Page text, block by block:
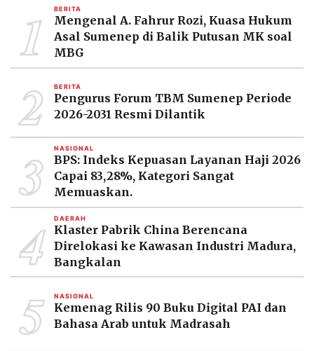
RESOLUSI
PRAMUDITA
Resolusi.co
-
2026
PT.
RESOLUSI
PRAMUDITA
1 BERITA
Mengenal A. Fahrur Rozi, Kuasa Hukum
Asal Sumenep di Balik Putusan MK soal
MBG
2 BERITA
Pengurus Forum TBM Sumenep Periode
2026-2031 Resmi Dilantik
3 NASIONAL
BPS: Indeks Kepuasan Layanan Haji 2026
Capai 83,28%, Kategori Sangat
Memuaskan.
4 DAERAH
Klaster Pabrik China Berencana
Direlokasi ke Kawasan Industri Madura,
Bangkalan
5 NASIONAL
Kemenag Rilis 90 Buku Digital PAI dan
Bahasa Arab untuk Madrasah